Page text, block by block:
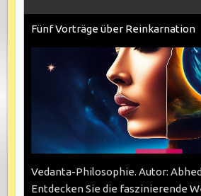
Fünf Vorträge über Reinkarnation
Vedanta-Philosophie. Autor:
Entdecken Sie die faszinierende